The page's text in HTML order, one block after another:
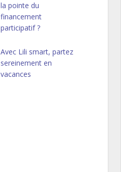
la pointe du
financement
participatif ?
Avec Lili smart, partez
sereinement en
vacances